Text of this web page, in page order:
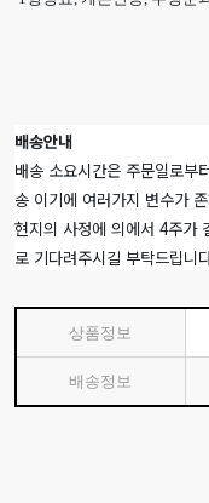
배송안내
배송 소요시간은 주문일로부
송 이기에 여러가지 변수가
현지의 사정에 의에서 4주가
로 기다려주시길 부탁드립니
상품정보
배송정보